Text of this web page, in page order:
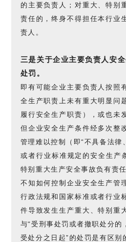
的主要负责人；对重大、特别
责任的，终身不得担任本行业
责人。
三是关于企业主要负责人安
处罚。
即有可能企业主要负责人按照
全生产职责上未有重大明显问
履行安全生产职责），或也未
但企业安全生产条件经多次整
管理难以控制（即“不具备法律
或者行业标准规定的安全生产
特别重大生产安全事故负有责
不知如何控制企业安全生产管
行政法规和国家标准或者行业
件导致发生生产重大、特别重
与“受刑事处罚或者撤职处分的
受处分之日起”的处罚是有区别